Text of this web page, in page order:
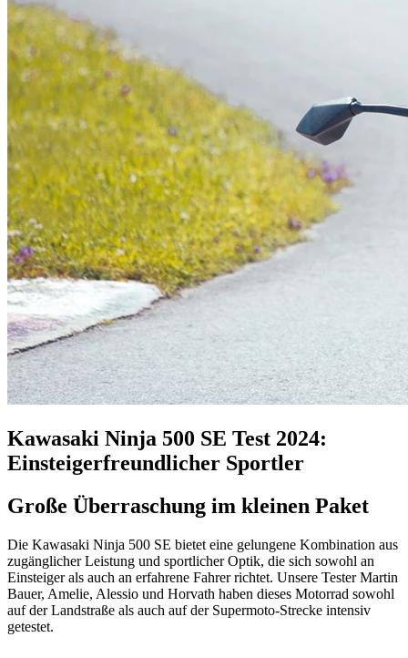
Kawasaki Ninja 500 SE Test 2024:
Einsteigerfreundlicher Sportler
Große Überraschung im kleinen Paket
Die Kawasaki Ninja 500 SE bietet eine gelungene Kombination aus
zugänglicher Leistung und sportlicher Optik, die sich sowohl an
Einsteiger als auch an erfahrene Fahrer richtet. Unsere Tester Martin
Bauer, Amelie, Alessio und Horvath haben dieses Motorrad sowohl
auf der Landstraße als auch auf der Supermoto-Strecke intensiv
getestet.